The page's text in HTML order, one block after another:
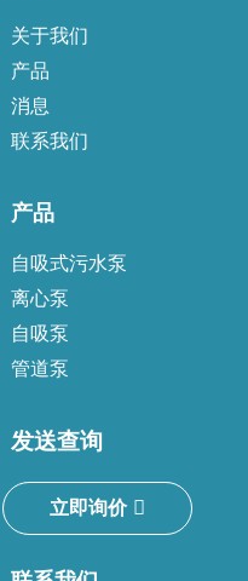
关于我们
产品
消息
联系我们
产品
自吸式污水泵
离心泵
自吸泵
管道泵
发送查询
立即询价